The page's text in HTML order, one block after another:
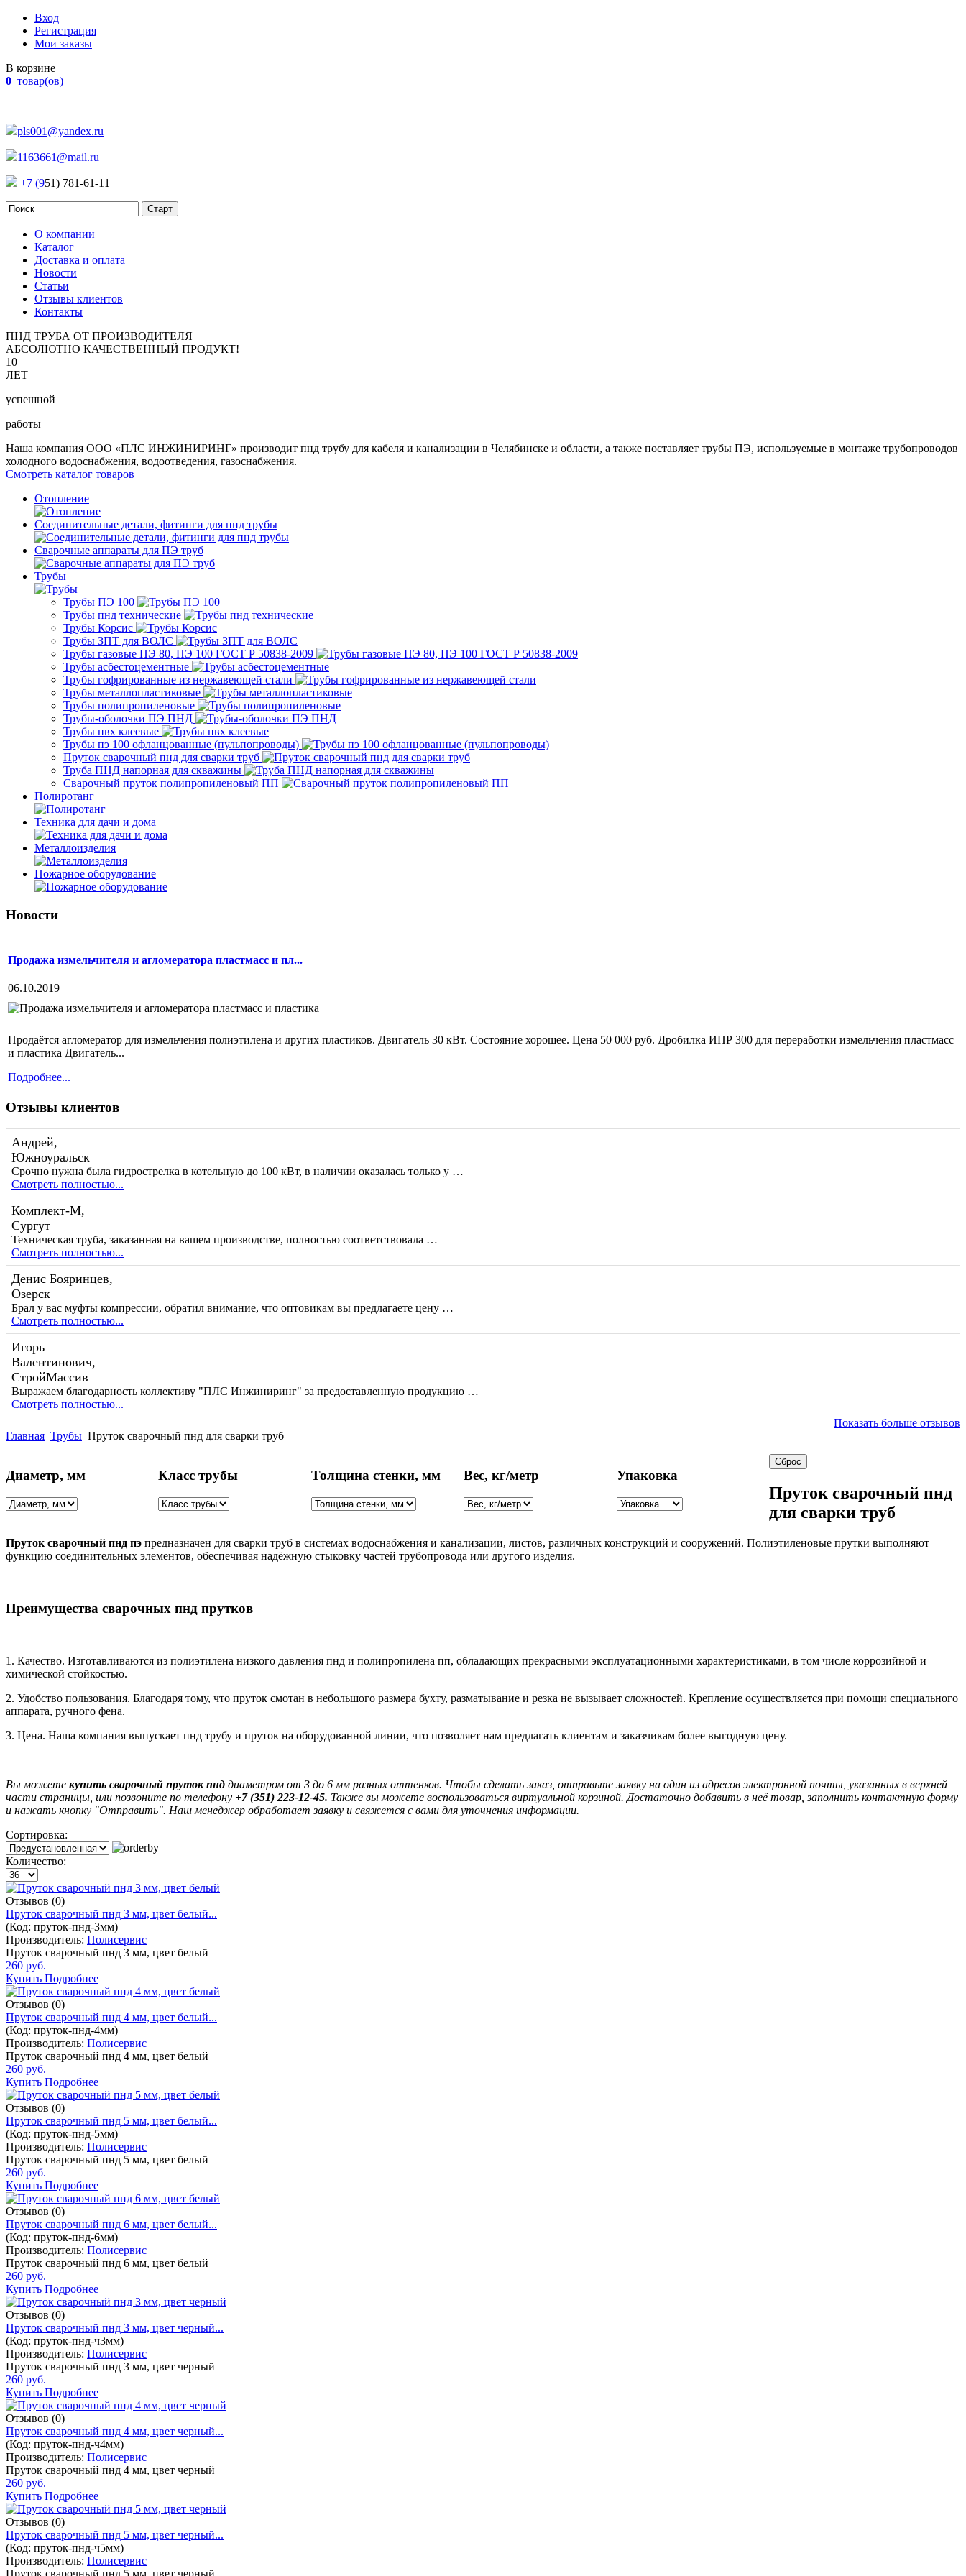
Вход
Регистрация
Мои заказы
В корзине
0 товар(ов)
pls001@yandex.ru
1163661@mail.ru
+7 (951) 781-61-11
О компании
Каталог
Доставка и оплата
Новости
Статьи
Отзывы клиентов
Контакты
ПНД ТРУБА ОТ ПРОИЗВОДИТЕЛЯ
АБСОЛЮТНО КАЧЕСТВЕННЫЙ ПРОДУКТ!
10
ЛЕТ
успешной
работы
Наша компания ООО «ПЛС ИНЖИНИРИНГ» производит пнд трубу для кабеля и канализации в Челябинске и области, а также поставляет трубы ПЭ, используемые в монтаже трубопроводов
холодного водоснабжения, водоотведения, газоснабжения.
Смотреть каталог товаров
Отопление
Соединительные детали, фитинги для пнд трубы
Сварочные аппараты для ПЭ труб
Трубы
Трубы ПЭ 100
Трубы пнд технические
Трубы Корсис
Трубы ЗПТ для ВОЛС
Трубы газовые ПЭ 80, ПЭ 100 ГОСТ Р 50838-2009
Трубы асбестоцементные
Трубы гофрированные из нержавеющей стали
Трубы металлопластиковые
Трубы полипропиленовые
Трубы-оболочки ПЭ ПНД
Трубы пвх клеевые
Трубы пэ 100 офланцованные (пульпопроводы)
Пруток сварочный пнд для сварки труб
Труба ПНД напорная для скважины
Сварочный пруток полипропиленовый ПП
Полиротанг
Техника для дачи и дома
Металлоизделия
Пожарное оборудование
Новости
Продажа измельчителя и агломератора пластмасс и пл...
06.10.2019
Продаётся агломератор для измельчения полиэтилена и других пластиков. Двигатель 30 кВт. Состояние хорошее. Цена 50 000 руб. Дробилка ИПР 300 для переработки измельчения пластмасс
и пластика Двигатель...
Подробнее...
Отзывы клиентов
Андрей,
Южноуральск
Срочно нужна была гидрострелка в котельную до 100 кВт, в наличии оказалась только у …
Смотреть полностью...
Комплект-М,
Сургут
Техническая труба, заказанная на вашем производстве, полностью соответствовала …
Смотреть полностью...
Денис Бояринцев,
Озерск
Брал у вас муфты компрессии, обратил внимание, что оптовикам вы предлагаете цену …
Смотреть полностью...
Игорь
Валентинович,
СтройМассив
Выражаем благодарность коллективу "ПЛС Инжиниринг" за предоставленную продукцию …
Смотреть полностью...
Показать больше отзывов
Главная Трубы Пруток сварочный пнд для сварки труб
Диаметр, мм Класс трубы Толщина стенки, мм Вес, кг/метр Упаковка
Пруток сварочный пнд
для сварки труб
Пруток сварочный пнд пэ предназначен для сварки труб в системах водоснабжения и канализации, листов, различных конструкций и сооружений. Полиэтиленовые прутки выполняют
функцию соединительных элементов, обеспечивая надёжную стыковку частей трубопровода или другого изделия.
Преимущества сварочных пнд прутков
1. Качество. Изготавливаются из полиэтилена низкого давления пнд и полипропилена пп, обладающих прекрасными эксплуатационными характеристиками, в том числе коррозийной и
химической стойкостью.
2. Удобство пользования. Благодаря тому, что пруток смотан в небольшого размера бухту, разматывание и резка не вызывает сложностей. Крепление осуществляется при помощи специального
аппарата, ручного фена.
3. Цена. Наша компания выпускает пнд трубу и пруток на оборудованной линии, что позволяет нам предлагать клиентам и заказчикам более выгодную цену.
Вы можете купить сварочный пруток пнд диаметром от 3 до 6 мм разных оттенков. Чтобы сделать заказ, отправьте заявку на один из адресов электронной почты, указанных в верхней
части страницы, или позвоните по телефону +7 (351) 223-12-45. Также вы можете воспользоваться виртуальной корзиной. Достаточно добавить в неё товар, заполнить контактную форму
и нажать кнопку "Отправить". Наш менеджер обработает заявку и свяжется с вами для уточнения информации.
Сортировка:
Количество:
Отзывов (0)
Пруток сварочный пнд 3 мм, цвет белый...
(Код: пруток-пнд-3мм)
Производитель: Полисервис
Пруток сварочный пнд 3 мм, цвет белый
260 руб.
Купить Подробнее
Отзывов (0)
Пруток сварочный пнд 4 мм, цвет белый...
(Код: пруток-пнд-4мм)
Производитель: Полисервис
Пруток сварочный пнд 4 мм, цвет белый
260 руб.
Купить Подробнее
Отзывов (0)
Пруток сварочный пнд 5 мм, цвет белый...
(Код: пруток-пнд-5мм)
Производитель: Полисервис
Пруток сварочный пнд 5 мм, цвет белый
260 руб.
Купить Подробнее
Отзывов (0)
Пруток сварочный пнд 6 мм, цвет белый...
(Код: пруток-пнд-6мм)
Производитель: Полисервис
Пруток сварочный пнд 6 мм, цвет белый
260 руб.
Купить Подробнее
Отзывов (0)
Пруток сварочный пнд 3 мм, цвет черный...
(Код: пруток-пнд-ч3мм)
Производитель: Полисервис
Пруток сварочный пнд 3 мм, цвет черный
260 руб.
Купить Подробнее
Отзывов (0)
Пруток сварочный пнд 4 мм, цвет черный...
(Код: пруток-пнд-ч4мм)
Производитель: Полисервис
Пруток сварочный пнд 4 мм, цвет черный
260 руб.
Купить Подробнее
Отзывов (0)
Пруток сварочный пнд 5 мм, цвет черный...
(Код: пруток-пнд-ч5мм)
Производитель: Полисервис
Пруток сварочный пнд 5 мм, цвет черный